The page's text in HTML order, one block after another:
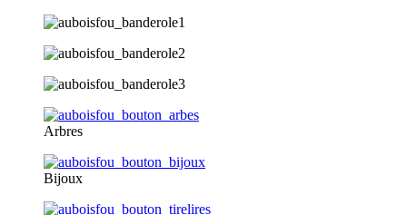
Arbres
Bijoux